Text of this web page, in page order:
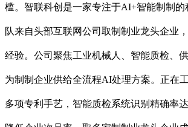
槛。智联科创是一家专注于AI+智能制制的
队来自头部互联网公司取制制业龙头企业
经验。公司聚焦工业机械人、智能质检、
为制制企业供给全流程AI处理方案。正在
多项专利手艺，智能质检系统识别精确率